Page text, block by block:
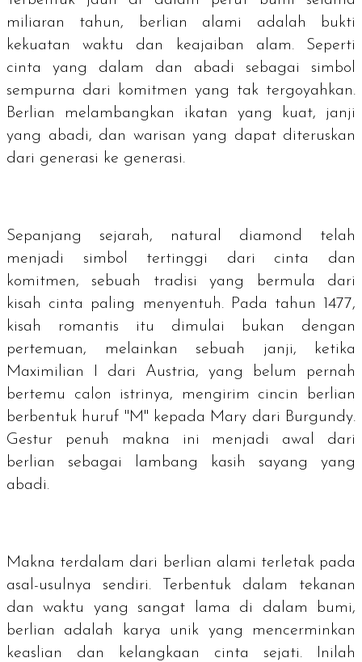
miliaran tahun, berlian alami adalah bukti
kekuatan waktu dan keajaiban alam. Seperti
cinta yang dalam dan abadi sebagai simbol
sempurna dari komitmen yang tak tergoyahkan.
Berlian melambangkan ikatan yang kuat, janji
yang abadi, dan warisan yang dapat diteruskan
dari generasi ke generasi.
Sepanjang sejarah, natural diamond
telah
menjadi simbol tertinggi dari cinta dan
komitmen, sebuah tradisi yang bermula dari
kisah cinta paling menyentuh. Pada tahun 1477,
kisah romantis itu dimulai bukan dengan
pertemuan, melainkan sebuah janji, ketika
Maximilian I dari Austria, yang belum pernah
bertemu calon istrinya, mengirim cincin berlian
berbentuk huruf "M" kepada Mary dari Burgundy.
Gestur penuh makna ini menjadi awal dari
berlian sebagai lambang kasih sayang yang
abadi.
Makna terdalam dari berlian alami terletak pada
asal-usulnya sendiri. Terbentuk dalam tekanan
dan waktu yang sangat lama di dalam bumi,
berlian adalah karya unik yang mencerminkan
keaslian dan kelangkaan cinta sejati. Inilah